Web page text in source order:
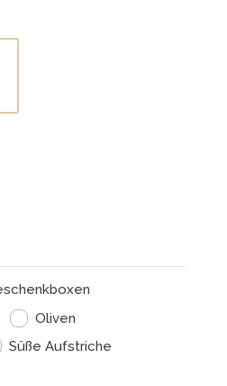
Oliven
Süße Aufstriche